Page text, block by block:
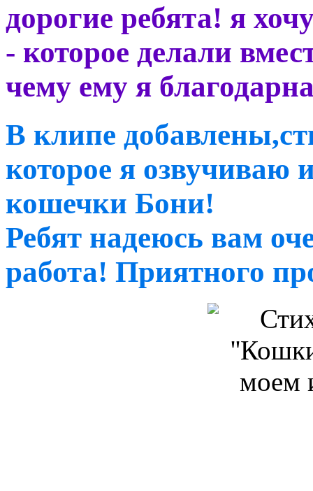
дорогие ребята! я
- которое делали
чему ему я
В клипе
которое я озвучиваю
кошечки Бони!
Ребят надеюсь вам
работа! Приятного